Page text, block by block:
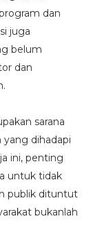
dan
juga
belum
dan
sarana
yang dihadapi
ini, penting
untuk tidak
publik dituntut
bukanlah